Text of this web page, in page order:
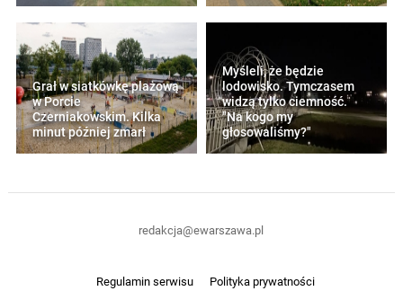
Grał w siatkówkę plażową
w Porcie
Czerniakowskim. Kilka
minut później zmarł
Myśleli, że będzie
lodowisko. Tymczasem
widzą tylko ciemność.
"Na kogo my
głosowaliśmy?"
Regulamin serwisu Polityka prywatności
redakcja@ewarszawa.pl